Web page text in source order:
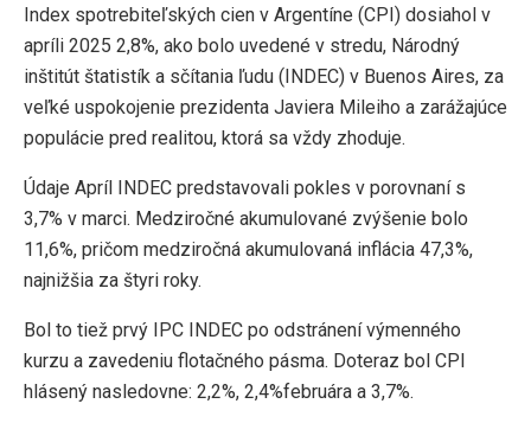
Index spotrebiteľských cien v Argentíne (CPI) dosiahol v
apríli 2025 2,8%, ako bolo uvedené v stredu, Národný
inštitút štatistík a sčítania ľudu (INDEC) v Buenos Aires, za
veľké uspokojenie prezidenta Javiera Mileiho a zarážajúce
populácie pred realitou, ktorá sa vždy zhoduje.
Údaje Apríl INDEC predstavovali pokles v porovnaní s
3,7% v marci. Medziročné akumulované zvýšenie bolo
11,6%, pričom medziročná akumulovaná inflácia 47,3%,
najnižšia za štyri roky.
Bol to tiež prvý IPC INDEC po odstránení výmenného
kurzu a zavedeniu flotačného pásma. Doteraz bol CPI
hlásený nasledovne: 2,2%, 2,4%februára a 3,7%.